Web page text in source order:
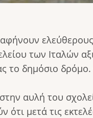
των Ιταλών
το δημόσιο
αυλή του
μετά τις